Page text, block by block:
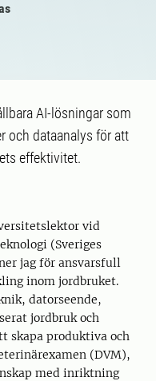
AI-lösningar som
och dataanalys för att
effektivitet.
vid
(Sveriges
jag för ansvarsfull
inom jordbruket.
datorseende,
jordbruk och
skapa produktiva och
(DVM),
med inriktning